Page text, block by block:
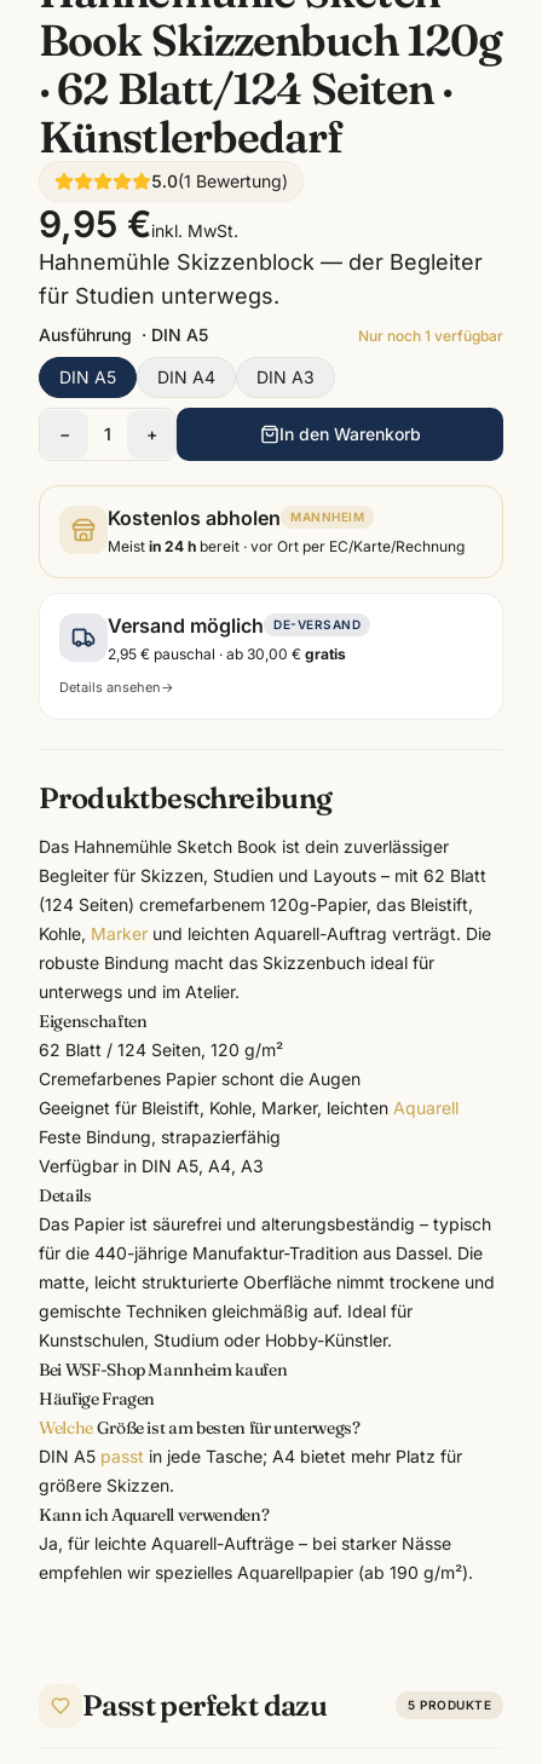
Book Skizzenbuch 120g
· 62 Blatt/124 Seiten ·
Künstlerbedarf
5.0(1 Bewertung)
9,95 €inkl. MwSt.
Hahnemühle Skizzenblock — der Begleiter
für Studien unterwegs.
Ausführung · DIN A5 Nur noch 1 verfügbar
DIN A5 DIN A4 DIN A3
− 1 + In den Warenkorb
Kostenlos abholen MANNHEIM
Meist in 24 h bereit · vor Ort per EC/Karte/Rechnung
Versand möglich DE-VERSAND
2,95 € pauschal · ab 30,00 € gratis
Details ansehen→
Produktbeschreibung
Das Hahnemühle Sketch Book ist dein zuverlässiger
Begleiter für Skizzen, Studien und Layouts – mit 62 Blatt
(124 Seiten) cremefarbenem 120g-Papier, das Bleistift,
Kohle, Marker und leichten Aquarell-Auftrag verträgt. Die
robuste Bindung macht das Skizzenbuch ideal für
unterwegs und im Atelier.
Eigenschaften
62 Blatt / 124 Seiten, 120 g/m²
Cremefarbenes Papier schont die Augen
Geeignet für Bleistift, Kohle, Marker, leichten Aquarell
Feste Bindung, strapazierfähig
Verfügbar in DIN A5, A4, A3
Details
Das Papier ist säurefrei und alterungsbeständig – typisch
für die 440-jährige Manufaktur-Tradition aus Dassel. Die
matte, leicht strukturierte Oberfläche nimmt trockene und
gemischte Techniken gleichmäßig auf. Ideal für
Kunstschulen, Studium oder Hobby-Künstler.
Bei WSF-Shop Mannheim kaufen
Häufige Fragen
WelcheGröße ist am besten für unterwegs?
DIN A5 passt in jede Tasche; A4 bietet mehr Platz für
größere Skizzen.
Kann ich Aquarell verwenden?
Ja, für leichte Aquarell-Aufträge – bei starker Nässe
empfehlen wir spezielles Aquarellpapier (ab 190 g/m²).
Passt perfekt dazu 5 PRODUKTE